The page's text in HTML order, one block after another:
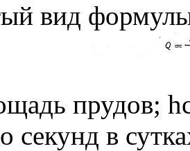
вид
прудов;
секунд в